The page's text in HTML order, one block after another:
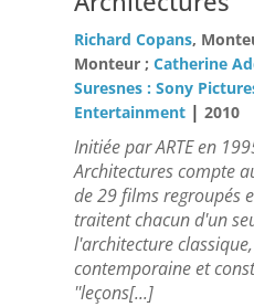
Richard Copans,
Monteur ;Catherine
Suresnes : Sony
Entertainment |2010
Initiée par ARTE en
Architectures compte
de 29 films regroupés
traitent chacun d'un
l'architecture
contemporaine et
''leçons[...]